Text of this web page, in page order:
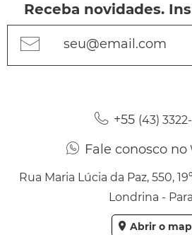
Receba novidades.
seu@email.com
+55 (43)
Fale conosco no
Rua Maria Lúcia da Paz, 550,
Londrina -
Abrir o